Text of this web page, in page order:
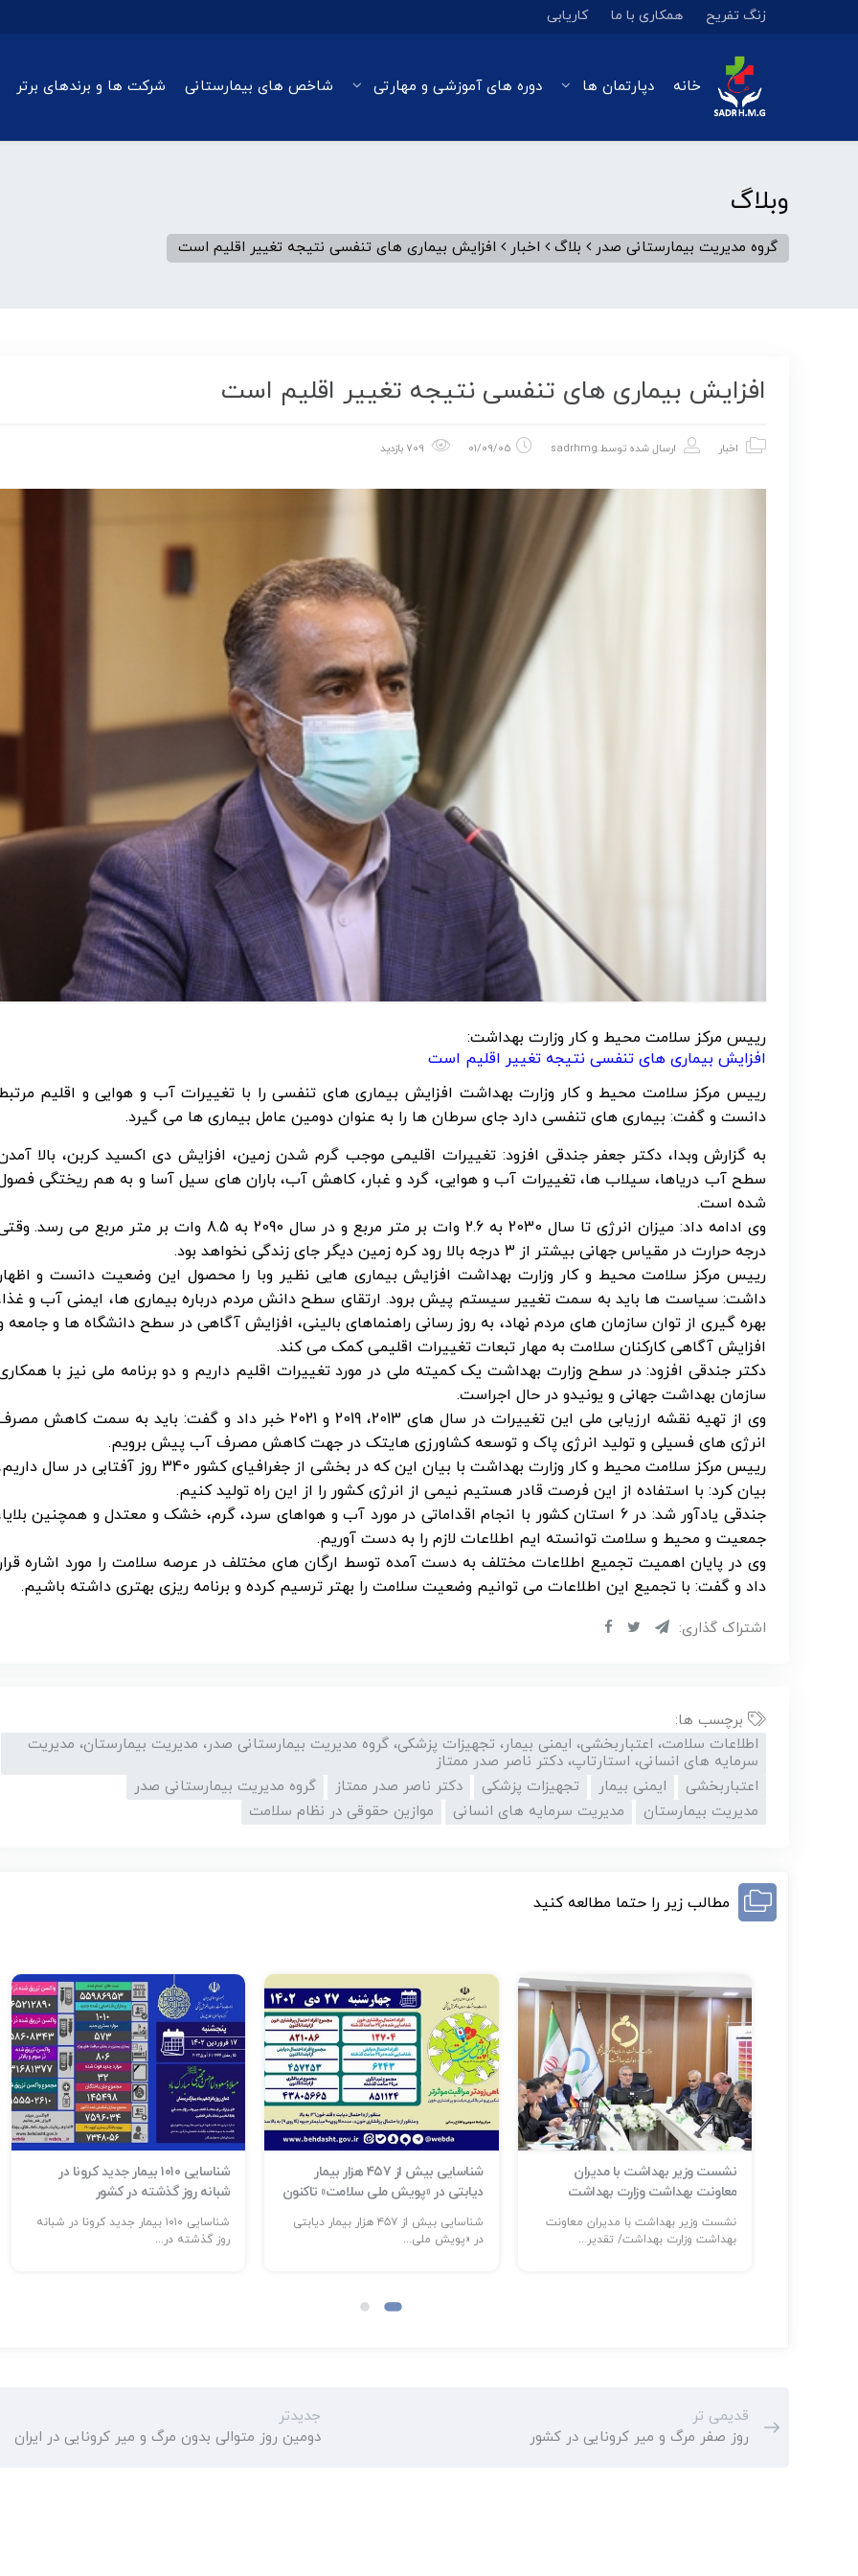
زنگ تفریح همکاری با ما کاریابی
خانه دپارتمان ها دوره های آموزشی و مهارتی شاخص های بیمارستانی شرکت ها و برندهای برتر
وبلاگ
گروه مدیریت بیمارستانی صدر بلاگ اخبار افزایش بیماری های تنفسی نتیجه تغییر اقلیم است
افزایش بیماری های تنفسی نتیجه تغییر اقلیم است
اخبار ارسال شده توسط sadrhmg
01/09/05
رییس مرکز سلامت محیط و کار وزارت بهداشت:
افزایش بیماری های تنفسی نتیجه تغییر اقلیم است
رییس مرکز سلامت محیط و کار وزارت بهداشت افزایش بیماری های تنفسی را با تغییرات آب و هوایی و اقلیم
دانست و گفت: بیماری های تنفسی دارد جای سرطان ها را به عنوان دومین عامل بیماری ها می گیرد.
به گزارش وبدا، دکتر جعفر جندقی افزود: تغییرات اقلیمی موجب گرم شدن زمین، افزایش دی اکسید کربن، بالا
سطح آب دریاها، سیلاب ها، تغییرات آب و هوایی، گرد و غبار، کاهش آب، باران های سیل آسا و به هم ریختگی
شده است.
وی ادامه داد: میزان انرژی تا سال 2030 به 2.6 وات بر متر مربع و در سال 2090 به 8.5 وات بر متر مربع می رسد.
درجه حرارت در مقیاس جهانی بیشتر از 3 درجه بالا رود کره زمین دیگر جای زندگی نخواهد بود.
رییس مرکز سلامت محیط و کار وزارت بهداشت افزایش بیماری هایی نظیر وبا را محصول این وضعیت دانست و
داشت: سیاست ها باید به سمت تغییر سیستم پیش برود. ارتقای سطح دانش مردم درباره بیماری ها، ایمنی آب و
بهره گیری از توان سازمان های مردم نهاد، به روز رسانی راهنماهای بالینی، افزایش آگاهی در سطح دانشگاه ها و جامعه
افزایش آگاهی کارکنان سلامت به مهار تبعات تغییرات اقلیمی کمک می کند.
دکتر جندقی افزود: در سطح وزارت بهداشت یک کمیته ملی در مورد تغییرات اقلیم داریم و دو برنامه ملی نیز با
سازمان بهداشت جهانی و یونیدو در حال اجراست.
وی از تهیه نقشه ارزیابی ملی این تغییرات در سال های 2013، 2019 و 2021 خبر داد و گفت: باید به سمت کاهش
انرژی های فسیلی و تولید انرژی پاک و توسعه کشاورزی هایتک در جهت کاهش مصرف آب پیش برویم.
رییس مرکز سلامت محیط و کار وزارت بهداشت با بیان این که در بخشی از جغرافیای کشور 340 روز آفتابی در سال
بیان کرد: با استفاده از این فرصت قادر هستیم نیمی از انرژی کشور را از این راه تولید کنیم.
جندقی یادآور شد: در 6 استان کشور با انجام اقداماتی در مورد آب و هواهای سرد، گرم، خشک و معتدل و همچنین
جمعیت و محیط و سلامت توانسته ایم اطلاعات لازم را به دست آوریم.
وی در پایان اهمیت تجمیع اطلاعات مختلف به دست آمده توسط ارگان های مختلف در عرصه سلامت را مورد اشاره
داد و گفت: با تجمیع این اطلاعات می توانیم وضعیت سلامت را بهتر ترسیم کرده و برنامه ریزی بهتری داشته باشیم.
اشتراک گذاری:
برچسب ها:
اطلاعات سلامت، اعتباربخشی، ایمنی بیمار، تجهیزات پزشکی، گروه مدیریت بیمارستانی صدر، مدیریت بیمارستان، مدیریت
سرمایه های انسانی، استارتاپ، دکتر ناصر صدر ممتاز
اعتباربخشی
ایمنی بیمار تجهیزات پزشکی دکتر ناصر صدر ممتاز
گروه مدیریت بیمارستانی صدر
مدیریت بیمارستان
مدیریت سرمایه های انسانی موازین حقوقی در نظام سلامت
مطالب زیر را حتما مطالعه کنید
نشست وزیر بهداشت با مدیران
معاونت بهداشت وزارت بهداشت
نشست وزیر بهداشت با مدیران معاونت
بهداشت وزارت بهداشت/ تقدیر...
شناسایی بیش از ۴۵۷ هزار بیمار
دیابتی در «پویش ملی سلامت» تاکنون
شناسایی بیش از ۴۵۷ هزار بیمار دیابتی
در «پویش ملی...
شناسایی ۱۰۱۰ بیمار جدید کرونا در
شبانه روز گذشته در کشور
شناسایی ۱۰۱۰ بیمار جدید کرونا در شبانه
روز گذشته در...
قدیمی تر
روز صفر مرگ و میر کرونایی در کشور
جدیدتر
دومین روز متوالی بدون مرگ و میر کرونایی در ایران